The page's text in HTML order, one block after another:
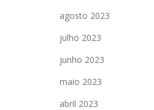
agosto 2023
julho 2023
junho 2023
maio 2023
abril 2023